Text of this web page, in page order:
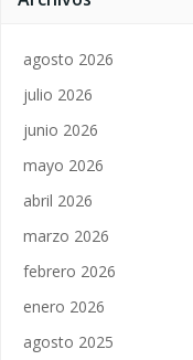
agosto 2026
julio 2026
junio 2026
mayo 2026
abril 2026
marzo 2026
febrero 2026
enero 2026
agosto 2025